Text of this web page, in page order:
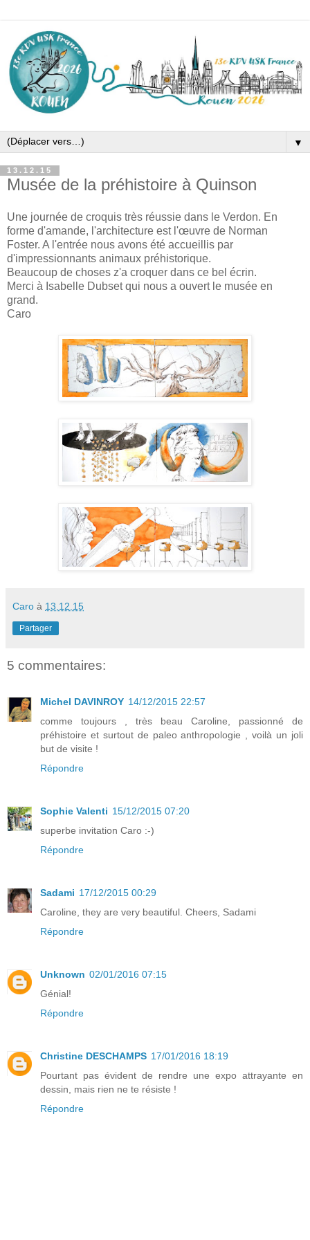
▼
13.12.15
Musée de la préhistoire à Quinson
Une journée de croquis très réussie dans le Verdon. En
forme d'amande, l'architecture est l'œuvre de Norman
Foster. A l'entrée nous avons été accueillis par
d'impressionnants animaux préhistorique.
Beaucoup de choses z'a croquer dans ce bel écrin.
Merci à Isabelle Dubset qui nous a ouvert le musée en
grand.
Caro
Caro à 13.12.15
Partager
5 commentaires:
Michel DAVINROY 14/12/2015 22:57
comme toujours , très beau Caroline, passionné de
préhistoire et surtout de paleo anthropologie , voilà un joli
but de visite !
Répondre
Sophie Valenti 15/12/2015 07:20
superbe invitation Caro :-)
Répondre
Sadami 17/12/2015 00:29
Caroline, they are very beautiful. Cheers, Sadami
Répondre
Unknown 02/01/2016 07:15
Génial!
Répondre
Christine DESCHAMPS 17/01/2016 18:19
Pourtant pas évident de rendre une expo attrayante en
dessin, mais rien ne te résiste !
Répondre